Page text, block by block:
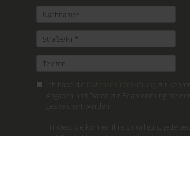
Ich habe die
zur
Angaben und Daten zur Beantwortung
gespeichert werden.
Hinweis: Sie können Ihre Einwilligung
mail@gerschlauer.de widerrufen. *